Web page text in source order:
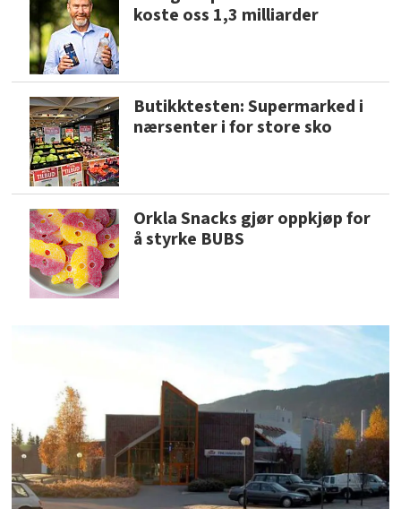
koste oss 1,3 milliarder
Butikktesten: Supermarked i
nærsenter i for store sko
Orkla Snacks gjør oppkjøp for
å styrke BUBS